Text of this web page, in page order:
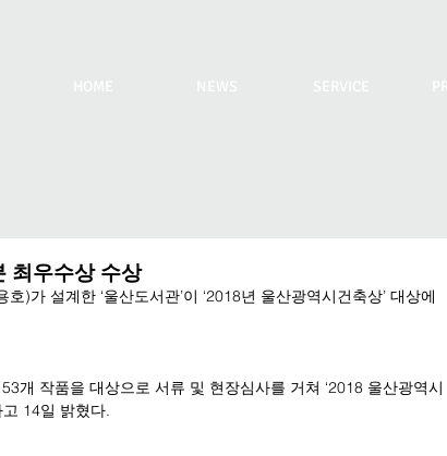
최우수상 수상
)가 설계한 ‘울산도서관’이 ‘2018년 울산광역시건축상’ 대상에
개 작품을 대상으로 서류 및 현장심사를 거쳐 ‘2018 울산광역시
14일 밝혔다.